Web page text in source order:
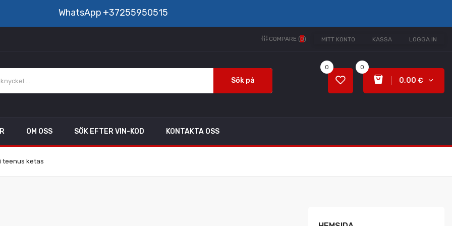
WhatsApp +37255950515
MITT KONTO KASSA LOGGA IN
COMPARE (0)
Sök på
0
0,00 €
0
OM OSS SÖK EFTER VIN-KOD KONTAKTA OSS
teenus ketas